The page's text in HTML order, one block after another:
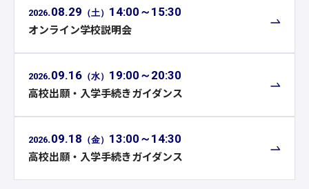
2026.08.29 （土） 14:00～15:30
オンライン学校説明会
2026.09.16 （水） 19:00～20:30
高校出願・入学手続きガイダンス
2026.09.18 （金） 13:00～14:30
高校出願・入学手続きガイダンス